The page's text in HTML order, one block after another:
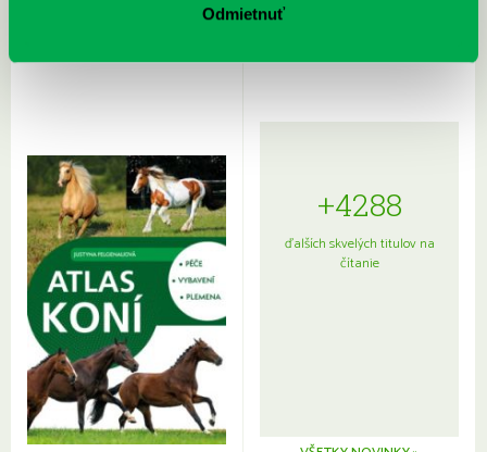
Odmietnuť
Sprievodca po hviezdnej oblohe
kompletný sprievodca
+4288
ďalších skvelých titulov na
čítanie